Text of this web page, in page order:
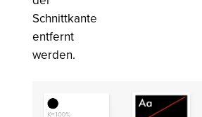
Schnittkante
entfernt
werden.